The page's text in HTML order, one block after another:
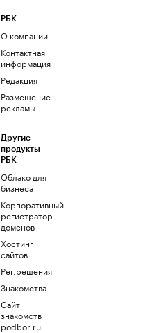
РБК
О компании
Контактная
информация
Редакция
Размещение
рекламы
Другие
продукты
РБК
Облако для
бизнеса
Корпоративный
регистратор
доменов
Хостинг
сайтов
Рег.решения
Знакомства
Сайт
знакомств
podbor.ru